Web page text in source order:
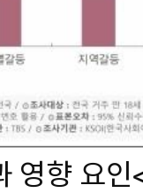
영향 요